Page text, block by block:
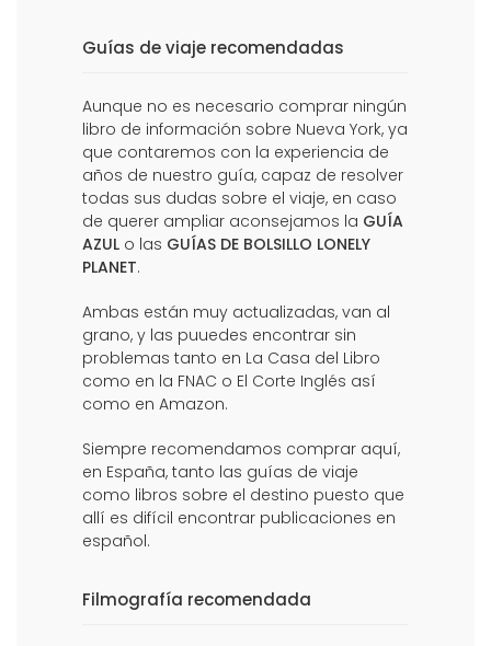
Guías de viaje recomendadas
Aunque no es necesario comprar ningún
libro de información sobre Nueva York, ya
que contaremos con la experiencia de
años de nuestro guía, capaz de resolver
todas sus dudas sobre el viaje, en caso
de querer ampliar aconsejamos la GUÍA
AZUL o las GUÍAS DE BOLSILLO LONELY
PLANET.
Ambas están muy actualizadas, van al
grano, y las puuedes encontrar sin
problemas tanto en La Casa del Libro
como en la FNAC o El Corte Inglés así
como en Amazon.
Siempre recomendamos comprar aquí,
en España, tanto las guías de viaje
como libros sobre el destino puesto que
allí es difícil encontrar publicaciones en
español.
Filmografía recomendada